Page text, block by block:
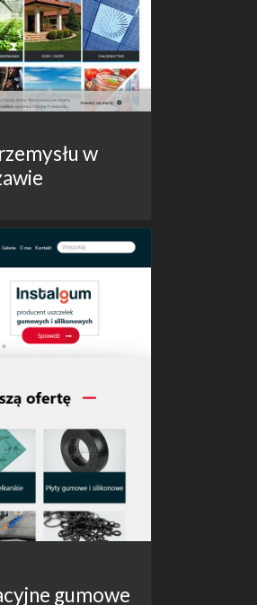
w
gumowe